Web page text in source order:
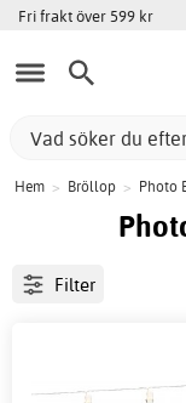
Fri frakt över 599 kr
Hem > Bröllop > Photo
Filter